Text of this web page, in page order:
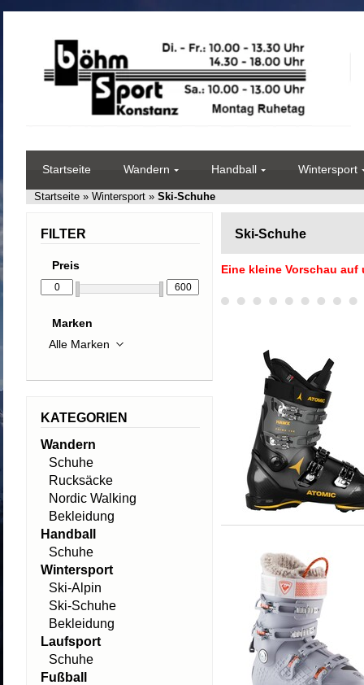
Startseite Wandern Handball Wintersport
Startseite » Wintersport » Ski-Schuhe
Ski-Schuhe
Eine kleine Vorschau auf
FILTER
Preis
Marken
KATEGORIEN
Wandern
Schuhe
Rucksäcke
Nordic Walking
Bekleidung
Handball
Schuhe
Wintersport
Ski-Alpin
Ski-Schuhe
Bekleidung
Laufsport
Schuhe
Fußball